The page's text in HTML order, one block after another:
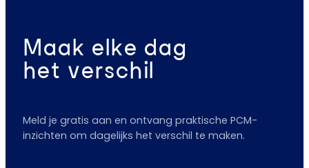
Maak elke dag
het verschil
Meld je gratis aan en ontvang praktische PCM-
inzichten om dagelijks het verschil te maken.